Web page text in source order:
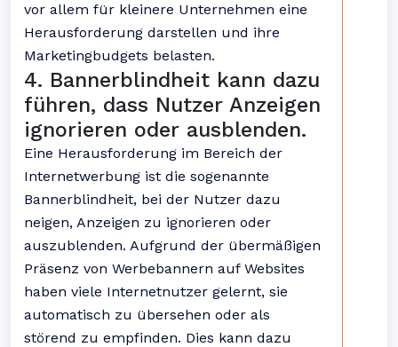
vor allem für kleinere Unternehmen eine
Herausforderung darstellen und ihre
Marketingbudgets belasten.
4. Bannerblindheit kann dazu
führen, dass Nutzer Anzeigen
ignorieren oder ausblenden.
Eine Herausforderung im Bereich der
Internetwerbung ist die sogenannte
Bannerblindheit, bei der Nutzer dazu
neigen, Anzeigen zu ignorieren oder
auszublenden. Aufgrund der übermäßigen
Präsenz von Werbebannern auf Websites
haben viele Internetnutzer gelernt, sie
automatisch zu übersehen oder als
störend zu empfinden. Dies kann dazu